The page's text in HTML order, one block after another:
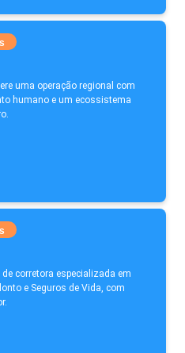
uma operação regional com
humano e um ecossistema
corretora especializada em
e Seguros de Vida, com